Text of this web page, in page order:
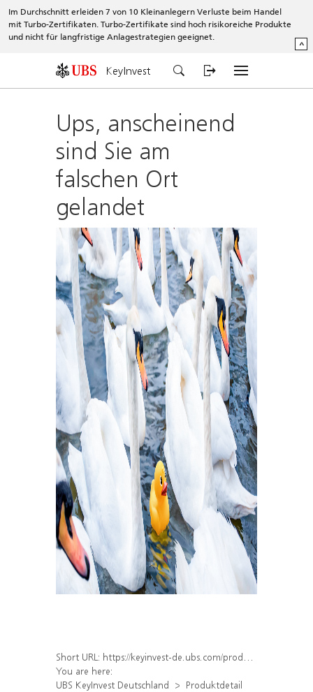
Im Durchschnitt erleiden 7 von 10 Kleinanlegern Verluste beim Handel
mit Turbo-Zertifikaten. Turbo-Zertifikate sind hoch risikoreiche Produkte
und nicht für langfristige Anlagestrategien geeignet.
^
KeyInvest
Ups, anscheinend
sind Sie am
falschen Ort
gelandet
Short URL: https://keyinvest-de.ubs.com/produkt/detail/index/isin/DE000WA6RVM3
You are here:
UBS KeyInvest Deutschland
Produktdetail